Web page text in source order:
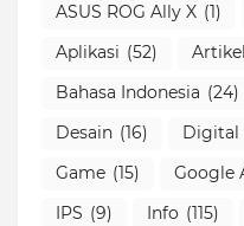
ASUS ROG Ally X (1)
Aplikasi (52)
Bahasa Indonesia (24)
Desain (16) Digital
Game (15) Google
IPS (9) Info (115)